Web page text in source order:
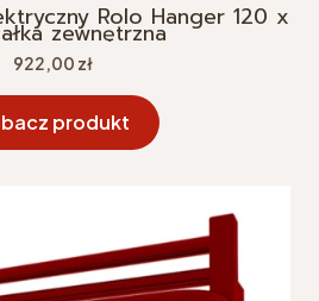
Rolo Hanger 120 x
zewnętrzna
Cena
922,00 zł
produkt